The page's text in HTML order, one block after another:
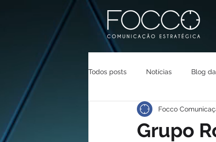
Todos posts Notícias Blog
Grupo
Focco